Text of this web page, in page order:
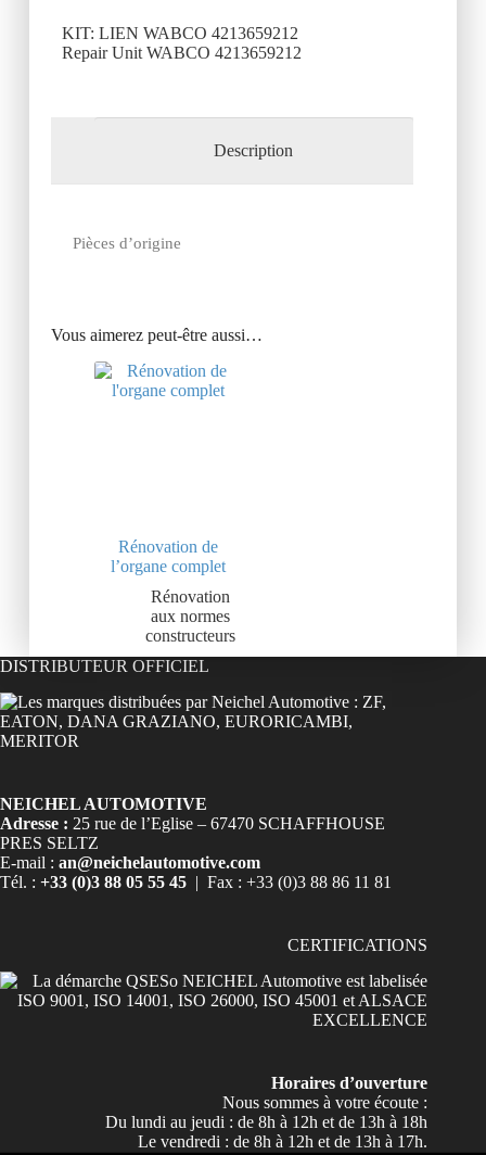
KIT: LIEN WABCO 4213659212
Repair Unit WABCO 4213659212
Description
Pièces d’origine
Vous aimerez peut-être aussi…
Rénovation de
l’organe complet
Rénovation
aux normes
constructeurs
DISTRIBUTEUR OFFICIEL
NEICHEL AUTOMOTIVE
Adresse : 25 rue de l’Eglise – 67470 SCHAFFHOUSE
PRES SELTZ
E-mail : an@neichelautomotive.com
Tél. : +33 (0)3 88 05 55 45 | Fax : +33 (0)3 88 86 11 81
CERTIFICATIONS
Horaires d’ouverture
Nous sommes à votre écoute :
Du lundi au jeudi : de 8h à 12h et de 13h à 18h
Le vendredi : de 8h à 12h et de 13h à 17h.